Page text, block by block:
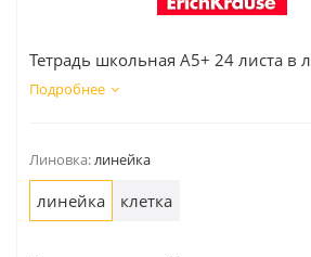
Тетрадь школьная А5+ 24 листа в
Подробнее
Линовка:линейка
линейка клетка